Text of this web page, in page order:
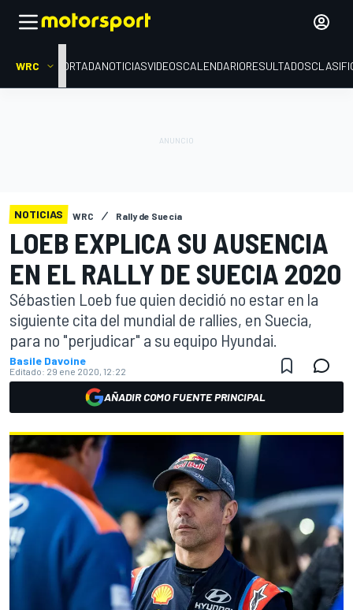
WRC PORTADANOTICIASVIDEOSCALENDARIORESULTADOS
NOTICIAS WRC Rally de Suecia
LOEB EXPLICA SU AUSENCIA
EN EL RALLY DE SUECIA 2020
Sébastien Loeb fue quien decidió no estar en la
siguiente cita del mundial de rallies, en Suecia,
para no "perjudicar" a su equipo Hyundai.
Basile Davoine
Editado: 29 ene 2020, 12:22
AÑADIR COMO FUENTE PRINCIPAL